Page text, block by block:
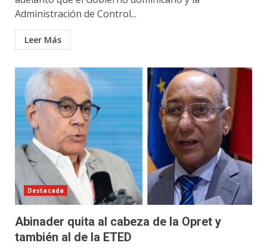
Administración de Control...
Leer Más
Destacada
Abinader quita al cabeza de la Opret y
también al de la ETED